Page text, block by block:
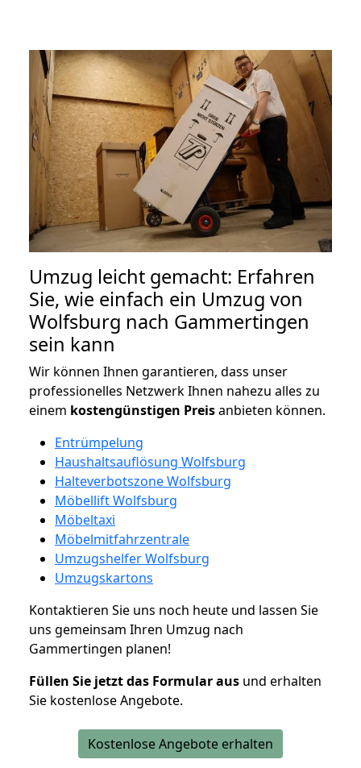
Umzug leicht gemacht: Erfahren
Sie, wie einfach ein Umzug von
Wolfsburg nach Gammertingen
sein kann
Wir können Ihnen garantieren, dass unser
professionelles Netzwerk Ihnen nahezu alles zu
einem kostengünstigen Preisanbieten können.
Entrümpelung
Haushaltsauflösung Wolfsburg
Halteverbotszone Wolfsburg
Möbellift Wolfsburg
Möbeltaxi
Möbelmitfahrzentrale
Umzugshelfer Wolfsburg
Umzugskartons
Kontaktieren Sie uns noch heute und lassen Sie
uns gemeinsam Ihren Umzug nach
Gammertingen planen!
Füllen Sie jetzt das Formular aus und erhalten
Sie kostenlose Angebote.
Kostenlose Angebote erhalten